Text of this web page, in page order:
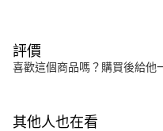
評價
喜歡這個商品嗎？購買後給他
其他人也在看